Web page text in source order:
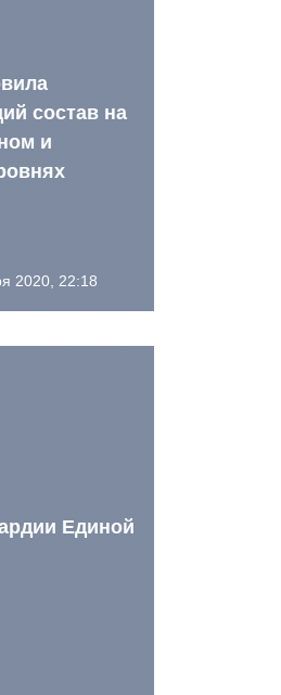
состав на
и
2020, 22:18
Единой